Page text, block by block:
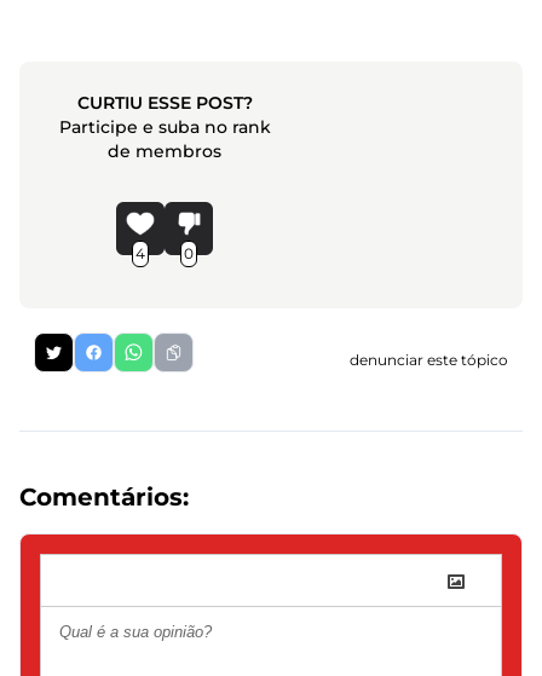
CURTIU ESSE POST?
Participe e suba no rank
de membros
4 0
denunciar este tópico
Comentários: